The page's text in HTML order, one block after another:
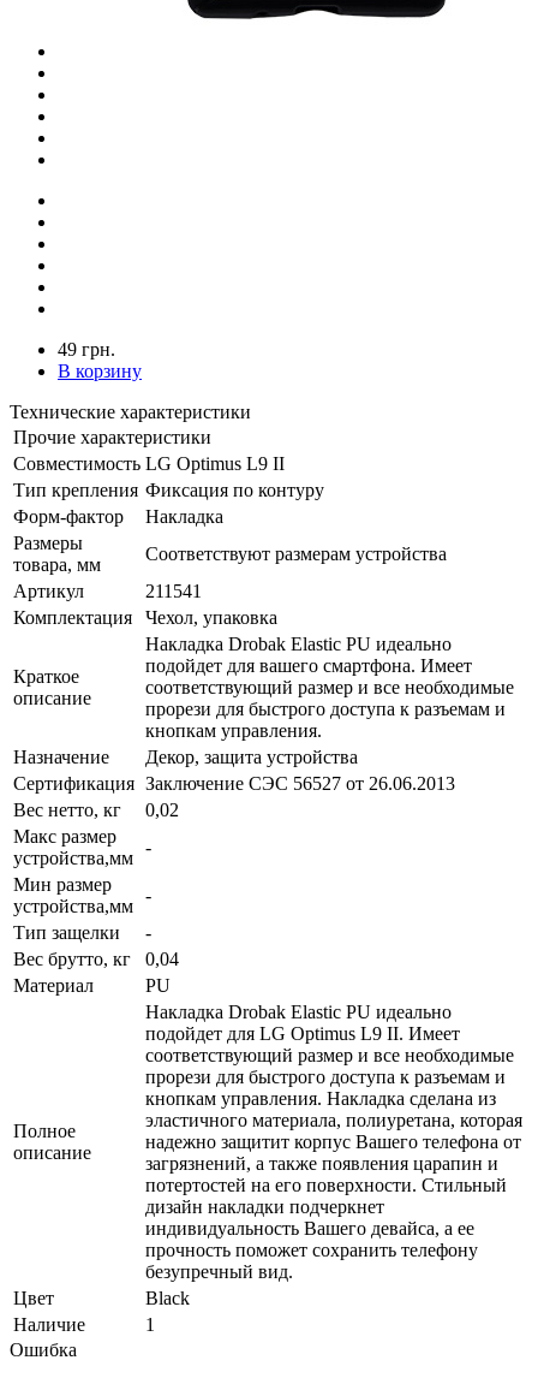
49 грн.
В корзину
Технические характеристики
Прочие характеристики
Совместимость LG Optimus L9 II
Тип крепления Фиксация по контуру
Форм-фактор
Накладка
Размеры
товара, мм
Соответствуют размерам устройства
Артикул
211541
Комплектация
Чехол, упаковка
Краткое
описание
Накладка Drobak Elastic PU идеально
подойдет для вашего смартфона. Имеет
соответствующий размер и все необходимые
прорези для быстрого доступа к разъемам и
кнопкам управления.
Назначение
Декор, защита устройства
Сертификация Заключение СЭС 56527 от 26.06.2013
Вес нетто, кг
0,02
Макс размер
устройства,мм
-
Мин размер
устройства,мм
-
Тип защелки
-
Вес брутто, кг
0,04
Материал
PU
Полное
описание
Накладка Drobak Elastic PU идеально
подойдет для LG Optimus L9 II. Имеет
соответствующий размер и все необходимые
прорези для быстрого доступа к разъемам и
кнопкам управления. Накладка сделана из
эластичного материала, полиуретана, которая
надежно защитит корпус Вашего телефона от
загрязнений, а также появления царапин и
потертостей на его поверхности. Стильный
дизайн накладки подчеркнет
индивидуальность Вашего девайса, а ее
прочность поможет сохранить телефону
безупречный вид.
Цвет
Black
Наличие
1
Ошибка